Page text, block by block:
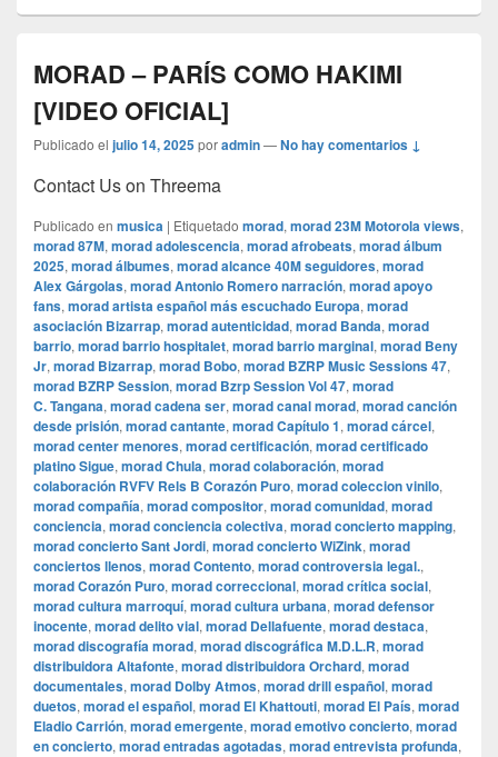
MORAD – PARÍS COMO HAKIMI
[VIDEO OFICIAL]
Publicado el julio 14, 2025poradmin—No hay comentarios ↓
Contact Us on Threema
Publicado en musica | Etiquetado morad, morad 23M Motorola views,
morad 87M, morad adolescencia, morad afrobeats, morad álbum
2025, morad álbumes, morad alcance 40M seguidores, morad
Alex Gárgolas, morad Antonio Romero narración, morad apoyo
fans, morad artista español más escuchado Europa, morad
asociación Bizarrap, morad autenticidad, morad Banda, morad
barrio, morad barrio hospitalet, morad barrio marginal, morad Beny
Jr, morad Bizarrap, morad Bobo, morad BZRP Music Sessions 47,
morad BZRP Session, morad Bzrp Session Vol 47, morad
C. Tangana, morad cadena ser, morad canal morad, morad canción
desde prisión, morad cantante, morad Capítulo 1, morad cárcel,
morad center menores, morad certificación, morad certificado
platino Sigue, morad Chula, morad colaboración, morad
colaboración RVFV Rels B Corazón Puro, morad coleccion vinilo,
morad compañía, morad compositor, morad comunidad, morad
conciencia, morad conciencia colectiva, morad concierto mapping,
morad concierto Sant Jordi, morad concierto WiZink, morad
conciertos llenos, morad Contento, morad controversia legal.,
morad Corazón Puro, morad correccional, morad crítica social,
morad cultura marroquí, morad cultura urbana, morad defensor
inocente, morad delito vial, morad Dellafuente, morad destaca,
morad discografía morad, morad discográfica M.D.L.R, morad
distribuidora Altafonte, morad distribuidora Orchard, morad
documentales, morad Dolby Atmos, morad drill español, morad
duetos, morad el español, morad El Khattouti, morad El País, morad
Eladio Carrión, morad emergente, morad emotivo concierto, morad
en concierto, morad entradas agotadas, morad entrevista profunda,